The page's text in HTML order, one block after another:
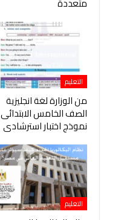
متعددة
التعليم
من الوزارة لغة انجليزية
الصف الخامس الابتدائى
نموذج اختبار استرشادى
التعليم